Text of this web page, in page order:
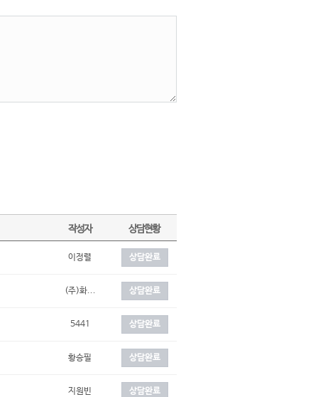
작성자 상담현황
이정렬 상담완료
(주)화... 상담완료
5441 상담완료
황승필 상담완료
지원빈 상담완료